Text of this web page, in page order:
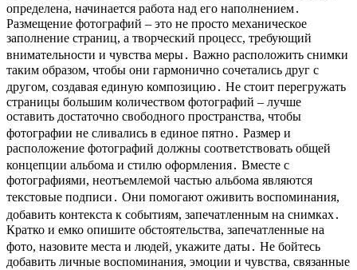
определена, начинается работа над его наполнением․
Размещение фотографий – это не просто механическое
заполнение страниц, а творческий процесс, требующий
внимательности и чувства меры․ Важно расположить снимки
таким образом, чтобы они гармонично сочетались друг с
другом, создавая единую композицию․ Не стоит перегружать
страницы большим количеством фотографий – лучше
оставить достаточно свободного пространства, чтобы
фотографии не сливались в единое пятно․ Размер и
расположение фотографий должны соответствовать общей
концепции альбома и стилю оформления․ Вместе с
фотографиями, неотъемлемой частью альбома являются
текстовые подписи․ Они помогают оживить воспоминания,
добавить контекста к событиям, запечатленным на снимках․
Кратко и емко опишите обстоятельства, запечатленные на
фото, назовите места и людей, укажите даты․ Не бойтесь
добавить личные воспоминания, эмоции и чувства, связанные